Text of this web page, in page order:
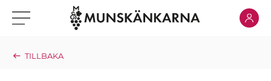
Klicka för meny Klicka
TILLBAKA